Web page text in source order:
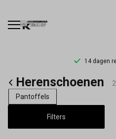
14 dagen
Schoenmode
Herenschoenen
Pantoffels
Filters